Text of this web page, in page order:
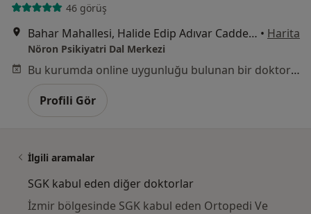
46 görüş
Bahar Mahallesi, Halide Edip Adıvar Caddesi No:86/1 B , Üçyol - Karabağlar / İZMİR, İzmir • Harita
Nöron Psikiyatri Dal Merkezi
Bu kurumda online uygunluğu bulunan bir doktor veya uzman bulunamadı
Profili Gör
İlgili aramalar
SGK kabul eden diğer doktorlar
İzmir bölgesinde SGK kabul eden Ortopedi Ve